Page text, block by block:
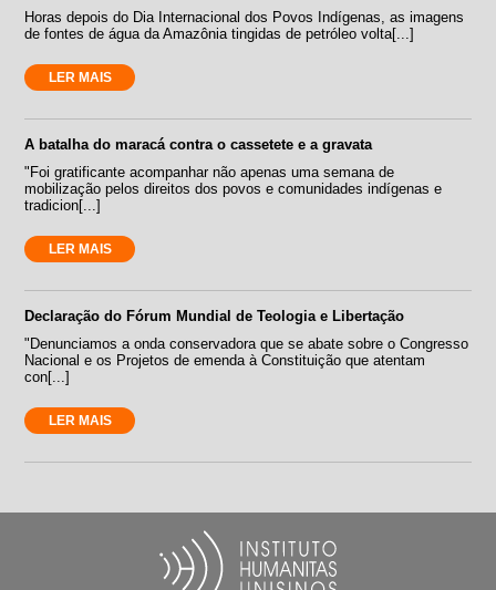
Horas depois do Dia Internacional dos Povos Indígenas, as imagens
de fontes de água da Amazônia tingidas de petróleo volta[...]
LER MAIS
A batalha do maracá contra o cassetete e a gravata
"Foi gratificante acompanhar não apenas uma semana de
mobilização pelos direitos dos povos e comunidades indígenas e
tradicion[...]
LER MAIS
Declaração do Fórum Mundial de Teologia e Libertação
"Denunciamos a onda conservadora que se abate sobre o Congresso
Nacional e os Projetos de emenda à Constituição que atentam
con[...]
LER MAIS